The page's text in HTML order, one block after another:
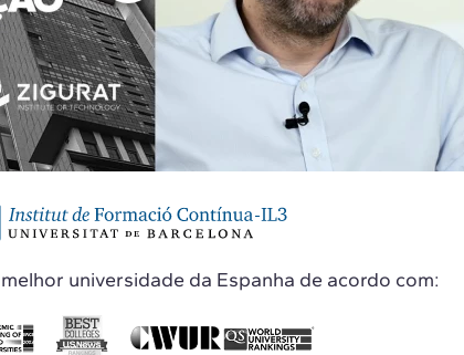
universidade da Espanha de acordo com: